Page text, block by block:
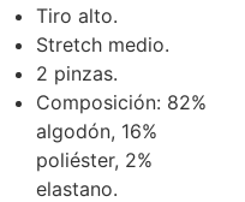
Tiro alto.
Stretch medio.
2 pinzas.
Composición: 82%
algodón, 16%
poliéster, 2%
elastano.